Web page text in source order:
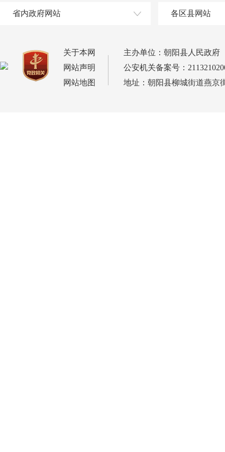
省内政府网站 各区县网站
关于本网
网站声明
网站地图
主办单位：朝阳县人民政府
公安机关备案号：
地址：朝阳县柳城街道燕京